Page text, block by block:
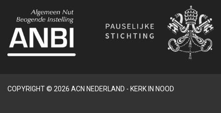
COPYRIGHT © 2026 ACN NEDERLAND - KERK IN NOOD